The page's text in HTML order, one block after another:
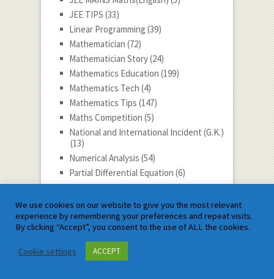
JEE TIPS (33)
Linear Programming (39)
Mathematician (72)
Mathematician Story(24)
Mathematics Education (199)
Mathematics Tech (4)
Mathematics Tips (147)
Maths Competition (5)
National and International Incident (G.K.)
(13)
Numerical Analysis (54)
Partial Differential Equation (6)
Personality Development(58)
Progress(48)
Quantitative Aptitude(47)
Real Analysis(26)
Reasoning & General intelligence
Slide show(8)
We use cookies on our website to give you the most relevant
experience by remembering your preferences and repeat visits.
By clicking “Accept”, you consent to the use of ALL the cookies.
Cookie settings ACCEPT